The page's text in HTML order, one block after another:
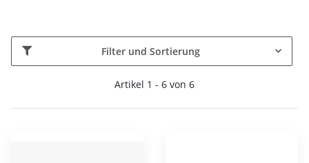
Filter und Sortierung
Artikel 1 - 6 von 6